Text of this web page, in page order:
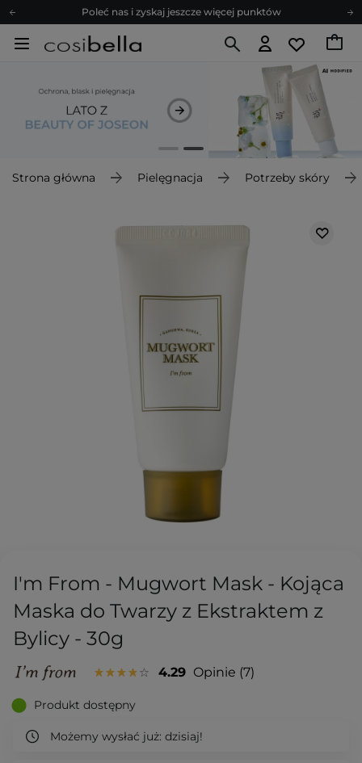
Poleć nas i zyskaj jeszcze więcej punktów
Zapisz się na newsletter pełen porad
Z nami to możliwe! Realizacja zamówienia do 24h.
Poleć nas i zyskaj jeszcze więcej punktów
Zapisz się na newsletter pełen porad
Strona główna Pielęgnacja Potrzeby skóry
I'm From - Mugwort Mask - Kojąca
Maska do Twarzy z Ekstraktem z
Bylicy - 30g
4.29 Opinie 7
Produkt dostępny
Możemy wysłać już: dzisiaj!